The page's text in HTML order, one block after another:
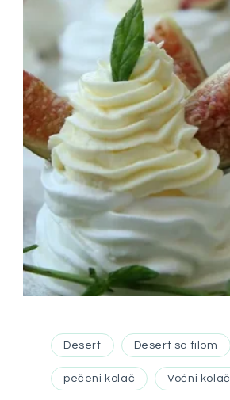
Desert Desert sa filom
pečeni kolač Voćni kolač